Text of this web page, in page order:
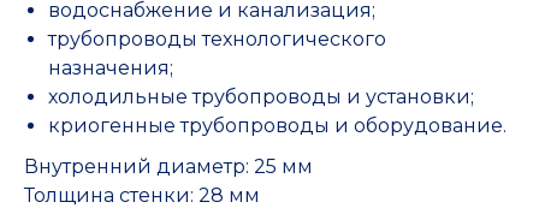
водоснабжение и канализация;
трубопроводы технологического
назначения;
холодильные трубопроводы и установки;
криогенные трубопроводы и оборудование.
Внутренний диаметр: 25 мм
Толщина стенки: 28 мм